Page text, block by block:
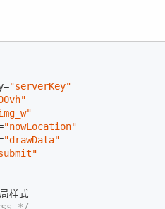
"serverKey"
"nowLocation"
"drawData"